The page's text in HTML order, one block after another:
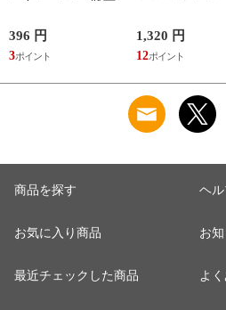
ソックス
396 円
3
GUNZE ボディ
ルド イージーエ
ス
1,320 円
12
商品を探す
お気に入り商品
最近チェックした商品
ヘ
お
よ